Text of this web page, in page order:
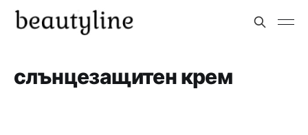
слънцезащитен крем